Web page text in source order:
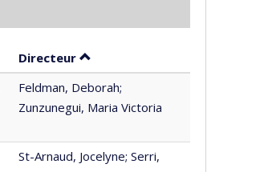
par auteur en ordre décroissant
Directeur par contributeur en ordre
Feldman, Deborah;
Zunzunegui, Maria Victoria
St-Arnaud, Jocelyne; Serri,